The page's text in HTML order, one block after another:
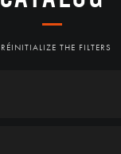
RÉINITIALIZE THE FILTERS